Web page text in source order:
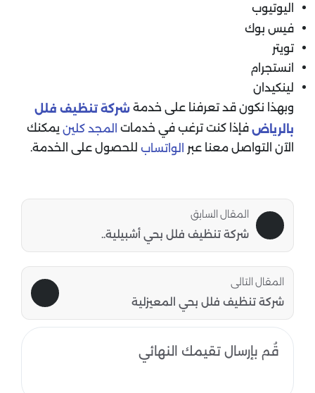
اليوتيوب
فيس بوك
تويتر
انستجرام
لينكيدان
وبهذا نكون قد تعرفنا على خدمة شركة تنظيف فلل
بالرياض فإذا كنت ترغب في خدمات المجد كلين يمكنك
الآن التواصل معنا عبر
الواتساب للحصول على الخدمة.
المقال السابق
شركة تنظيف فلل بحي أشبيلية..
المقال التالى
شركة تنظيف فلل بحي المعيزلية
قُم بإرسال تقيمك النهائي